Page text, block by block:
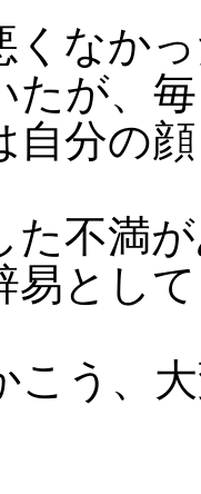
くなか
たが、
自分の
た不満
易とし
こう、